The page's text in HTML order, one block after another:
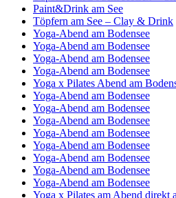
Paint&Drink am See
Töpfern am See – Clay & Drink
Yoga-Abend am Bodensee
Yoga-Abend am Bodensee
Yoga-Abend am Bodensee
Yoga-Abend am Bodensee
Yoga x Pilates Abend am
Yoga-Abend am Bodensee
Yoga-Abend am Bodensee
Yoga-Abend am Bodensee
Yoga-Abend am Bodensee
Yoga-Abend am Bodensee
Yoga-Abend am Bodensee
Yoga-Abend am Bodensee
Yoga-Abend am Bodensee
Yoga x Pilates am Abend direkt